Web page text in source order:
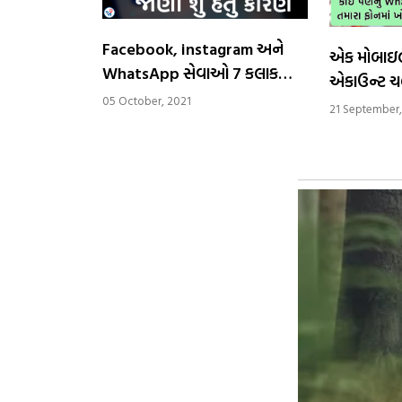
Facebook, instagram અને
WhatsApp સેવાઓ 7 કલાક
પછી પુન: સ્થાપિત થઈ,
05 October, 2021
એક
એકાઉન્ટ
ક્લોન
21